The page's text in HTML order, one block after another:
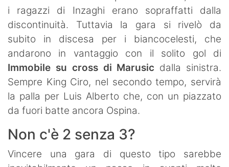
i ragazzi di Inzaghi erano sopraffatti dalla
discontinuità. Tuttavia la gara si rivelò da
subito in discesa per i biancocelesti, che
andarono in vantaggio con il solito gol di
Immobile su cross di Marusic dalla sinistra.
Sempre King Ciro, nel secondo tempo, servirà
la palla per Luis Alberto che, con un piazzato
da fuori batte ancora Ospina.
Non c'è 2 senza 3?
Vincere una gara di questo tipo sarebbe